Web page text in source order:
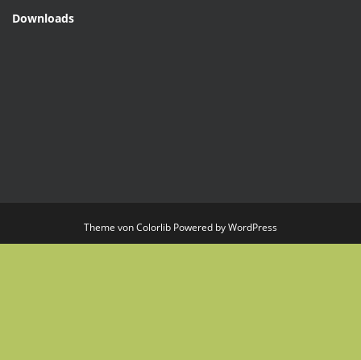
Downloads
Theme vonColorlib Powered byWordPress